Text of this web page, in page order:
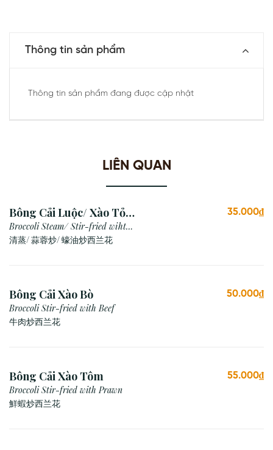
Thông tin sản phẩm
Thông tin sản phẩm đang được cập nhật
LIÊN QUAN
Bông Cải Luộc/ Xào Tỏi/
Xào Dầu Hào
Broccoli Steam/ Stir-fried wiht
Garlic/ Oyster Sauce
清蒸/ 蒜蓉炒/ 蠔油炒西兰花
35.000₫
Bông Cải Xào Bò
Broccoli Stir-fried with Beef
牛肉炒西兰花
50.000₫
Bông Cải Xào Tôm
Broccoli Stir-fried with Prawn
鮮蝦炒西兰花
55.000₫